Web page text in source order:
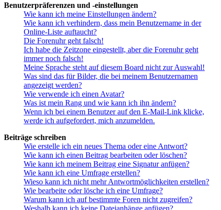
Benutzerpräferenzen und -einstellungen
Wie kann ich meine Einstellungen ändern?
Wie kann ich verhindern, dass mein Benutzername in der
Online-Liste auftaucht?
Die Forenuhr geht falsch!
Ich habe die Zeitzone eingestellt, aber die Forenuhr geht
immer noch falsch!
Meine Sprache steht auf diesem Board nicht zur Auswahl!
Was sind das für Bilder, die bei meinem Benutzernamen
angezeigt werden?
Wie verwende ich einen Avatar?
Was ist mein Rang und wie kann ich ihn ändern?
Wenn ich bei einem Benutzer auf den E-Mail-Link klicke,
werde ich aufgefordert, mich anzumelden.
Beiträge schreiben
Wie erstelle ich ein neues Thema oder eine Antwort?
Wie kann ich einen Beitrag bearbeiten oder löschen?
Wie kann ich meinem Beitrag eine Signatur anfügen?
Wie kann ich eine Umfrage erstellen?
Wieso kann ich nicht mehr Antwortmöglichkeiten erstellen?
Wie bearbeite oder lösche ich eine Umfrage?
Warum kann ich auf bestimmte Foren nicht zugreifen?
Weshalb kann ich keine Dateianhänge anfügen?